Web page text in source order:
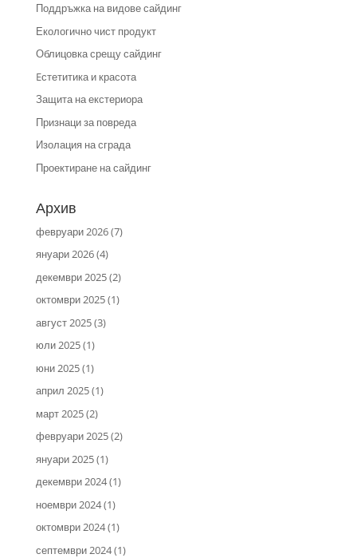
Поддръжка на видове сайдинг
Екологично чист продукт
Облицовка срещу сайдинг
Eстетитика и красота
Защита на екстериора
Признаци за повреда
Изолация на сграда
Проектиране на сайдинг
Архив
февруари 2026(7)
януари 2026(4)
декември 2025(2)
октомври 2025(1)
август 2025(3)
юли 2025(1)
юни 2025(1)
април 2025(1)
март 2025(2)
февруари 2025(2)
януари 2025(1)
декември 2024(1)
ноември 2024(1)
октомври 2024(1)
септември 2024(1)